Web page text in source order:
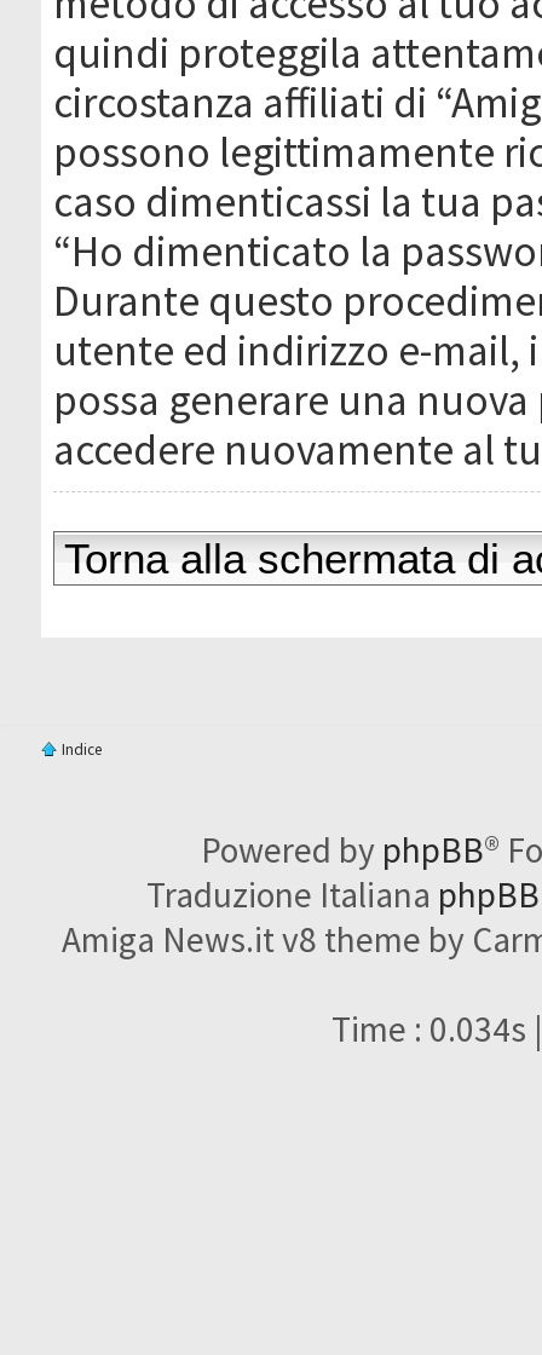
quindi proteggila
circostanza affiliati di
possono legittimamente
caso dimenticassi la tua
“Ho dimenticato la
Durante questo
utente ed indirizzo e-mail,
possa generare una
accedere nuovamente al
Torna alla schermata di
Indice
Powered by phpBB®
Traduzione Italiana
Amiga News.it v8 theme by
Time : 0.034s